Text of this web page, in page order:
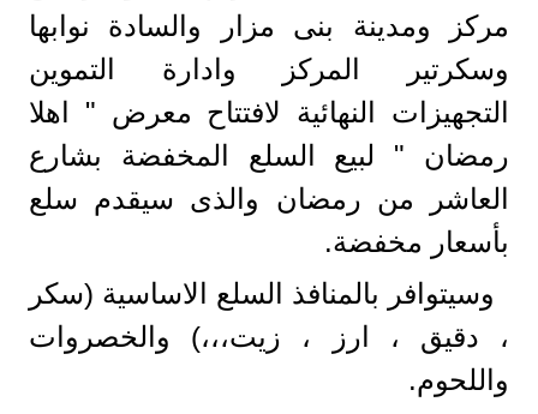
مركز ومدينة بنى مزار والسادة نوابها
وسكرتير المركز وادارة التموين
التجهيزات النهائية لافتتاح معرض " اهلا
رمضان " لبيع السلع المخفضة بشارع
العاشر من رمضان والذى سيقدم سلع
بأسعار مخفضة.
وسيتوافر بالمنافذ السلع الاساسية (سكر
، دقيق ، ارز ، زيت،،،) والخصروات
واللحوم.